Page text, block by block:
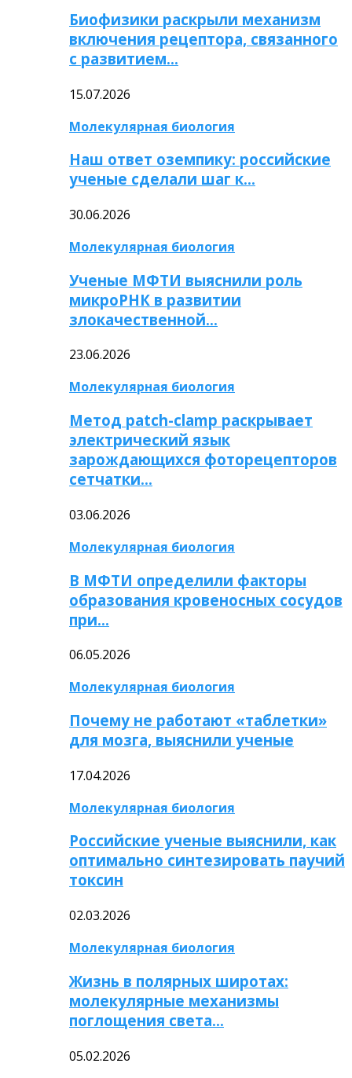
Биофизики раскрыли механизм
включения рецептора, связанного
с развитием…
15.07.2026
Молекулярная биология
Наш ответ оземпику: российские
ученые сделали шаг к…
30.06.2026
Молекулярная биология
Ученые МФТИ выяснили роль
микроРНК в развитии
злокачественной…
23.06.2026
Молекулярная биология
Метод patch-clamp раскрывает
электрический язык
зарождающихся фоторецепторов
сетчатки…
03.06.2026
Молекулярная биология
В МФТИ определили факторы
образования кровеносных сосудов
при…
06.05.2026
Молекулярная биология
Почему не работают «таблетки»
для мозга, выяснили ученые
17.04.2026
Молекулярная биология
Российские ученые выяснили, как
оптимально синтезировать паучий
токсин
02.03.2026
Молекулярная биология
Жизнь в полярных широтах:
молекулярные механизмы
поглощения света…
05.02.2026